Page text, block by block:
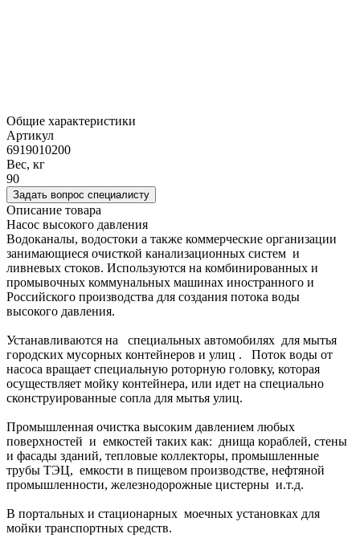
Общие характеристики
Артикул
6919010200
Вес, кг
90
Задать вопрос специалисту
Описание товара
Насос высокого давления
Водоканалы, водостоки а также коммерческие организации
занимающиеся очисткой канализационных систем и
ливневых стоков. Используются на комбинированных и
промывочных коммунальных машинах иностранного и
Российского производства для создания потока воды
высокого давления.
Устанавливаются на специальных автомобилях для мытья
городских мусорных контейнеров и улиц . Поток воды от
насоса вращает специальную роторную головку, которая
осуществляет мойку контейнера, или идет на специально
сконструированные сопла для мытья улиц.
Промышленная очистка высоким давлением любых
поверхностей и емкостей таких как: днища кораблей, стены
и фасады зданий, тепловые коллекторы, промышленные
трубы ТЭЦ, емкости в пищевом производстве, нефтяной
промышленности, железнодорожные цистерны и.т.д.
В портальных и стационарных моечных установках для
мойки транспортных средств.